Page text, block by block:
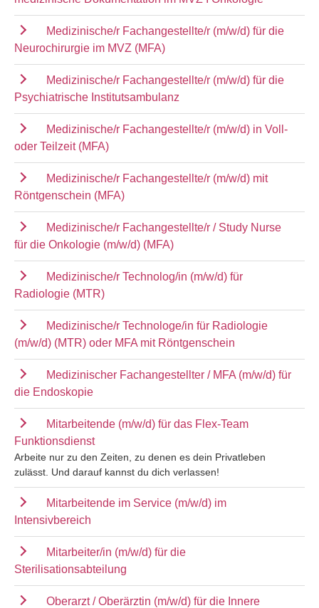
Medizinische/r Fachangestellte/r (m/w/d) für die
Neurochirurgie im MVZ (MFA)
Medizinische/r Fachangestellte/r (m/w/d) für die
Psychiatrische Institutsambulanz
Medizinische/r Fachangestellte/r (m/w/d) in Voll-
oder Teilzeit (MFA)
Medizinische/r Fachangestellte/r (m/w/d) mit
Röntgenschein (MFA)
Medizinische/r Fachangestellte/r / Study Nurse
für die Onkologie (m/w/d) (MFA)
Medizinische/r Technolog/in (m/w/d) für
Radiologie (MTR)
Medizinische/r Technologe/in für Radiologie
(m/w/d) (MTR) oder MFA mit Röntgenschein
Medizinischer Fachangestellter / MFA (m/w/d) für
die Endoskopie
Mitarbeitende (m/w/d) für das Flex-Team
Funktionsdienst
Arbeite nur zu den Zeiten, zu denen es dein Privatleben
zulässt. Und darauf kannst du dich verlassen!
Mitarbeitende im Service (m/w/d) im
Intensivbereich
Mitarbeiter/in (m/w/d) für die
Sterilisationsabteilung
Oberarzt / Oberärztin (m/w/d) für die Innere